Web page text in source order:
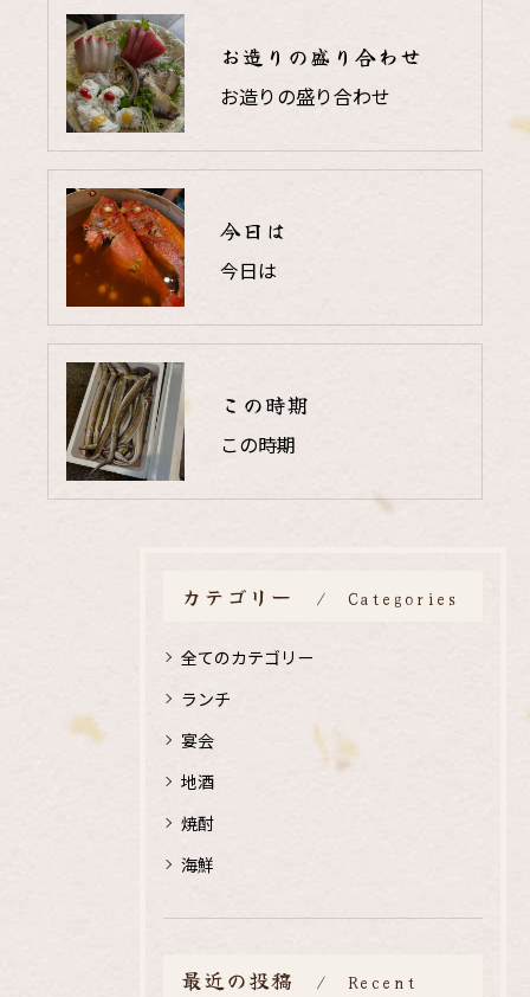
お造りの盛り合わせ
お造りの盛り合わせ
今日は
今日は
この時期
この時期
カテゴリー Categories
全てのカテゴリー
ランチ
宴会
地酒
焼酎
海鮮
最近の投稿
Recent